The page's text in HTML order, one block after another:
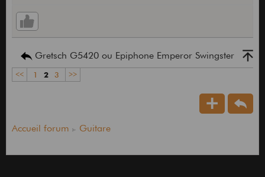
Gretsch G5420 ou Epiphone Emperor Swingster
<< 1 2 3 >>
Accueil forum Guitare